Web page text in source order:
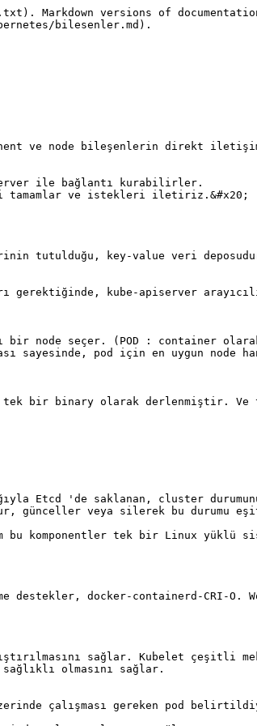
Markdown versions of
bilesenler.md).
ve node bileşenlerin direkt iletişim
ile bağlantı kurabilirler.
tamamlar ve istekleri iletiriz.&#x20;
tutulduğu, key-value veri
kube-apiserver
bir node seçer. (POD : container
sayesinde, pod için en uygun node
bir binary olarak derlenmiştir. Ve
Etcd 'de saklanan, cluster
günceller veya silerek bu durumu
bu komponentler tek bir Linux
destekler, docker-containerd-CRI-
sağlar. Kubelet çeşitli
olmasını sağlar.
çalışması gereken pod